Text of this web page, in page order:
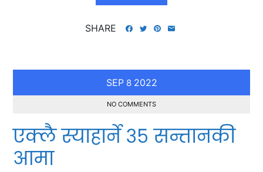
SHARE
SEP 8 2022
NO COMMENTS
एक्लै स्याहार्ने ३५ सन्तानकी
आमा